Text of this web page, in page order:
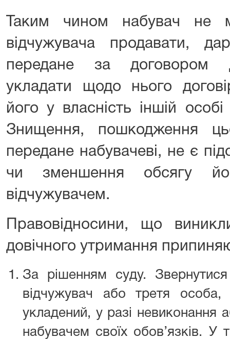
Таким чином набувач не
відчужувача продавати,
передане за договором
укладати щодо нього
його у власність іншій
Знищення, пошкодження
передане набувачеві, не є
чи зменшення обсягу
відчужувачем.
Правовідносини, що
довічного утримання
За рішенням суду.
відчужувач або третя
укладений, у разі невиконання
набувачем своїх обов’язків. У